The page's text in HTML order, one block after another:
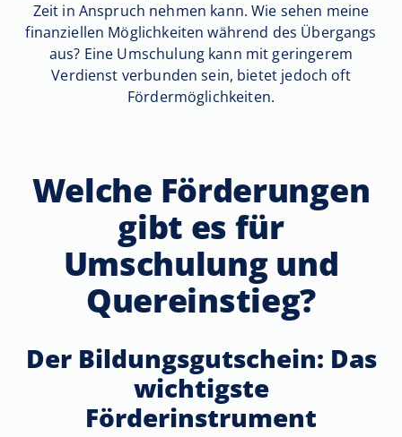
Zeit in Anspruch nehmen kann. Wie sehen meine
finanziellen Möglichkeiten während des Übergangs
aus? Eine Umschulung kann mit geringerem
Verdienst verbunden sein, bietet jedoch oft
Fördermöglichkeiten.
Welche Förderungen
gibt es für
Umschulung und
Quereinstieg?
Der Bildungsgutschein: Das
wichtigste
Förderinstrument